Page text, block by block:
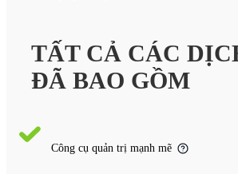
TẤT CẢ CÁC
ĐÃ BAO GỒM
Công cụ quản trị mạnh mẽ